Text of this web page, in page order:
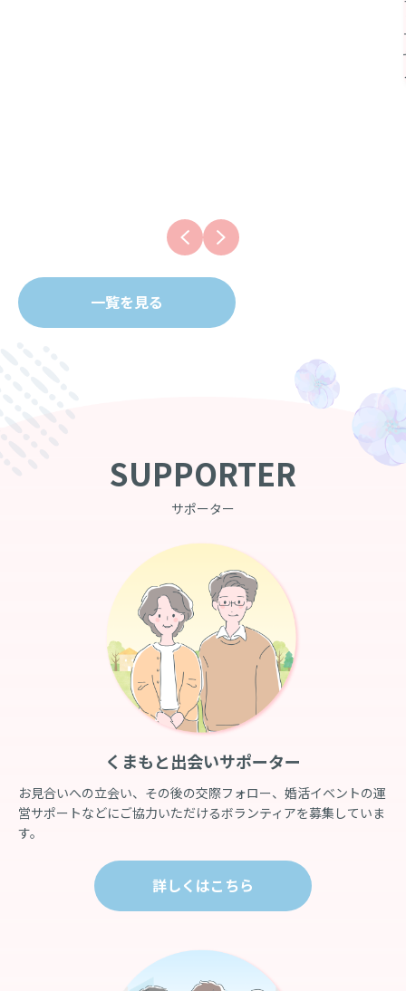
一覧を見る
SUPPORTER
サポーター
くまもと出会いサポーター
お見合いへの立会い、その後の交際フォロー、婚活イベントの運
営サポートなどにご協力いただけるボランティアを募集していま
す。
詳しくはこちら